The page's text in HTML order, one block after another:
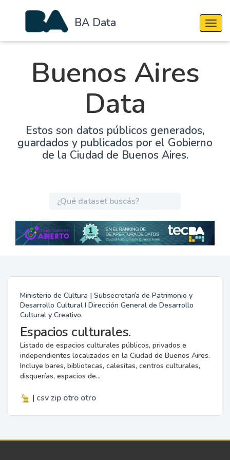
BA Data
Buenos Aires
Data
Estos son datos públicos generados,
guardados y publicados por el Gobierno
de la Ciudad de Buenos Aires.
Ministerio de Cultura | Subsecretaría de Patrimonio y
Desarrollo Cultural I Dirección General de Desarrollo
Cultural y Creativo.
Espacios culturales.
Listado de espacios culturales públicos, privados e
independientes localizados en la Ciudad de Buenos Aires.
Incluye bares, bibliotecas, calesitas, centros culturales,
disquerías, espacios de...
| csv zip otro otro